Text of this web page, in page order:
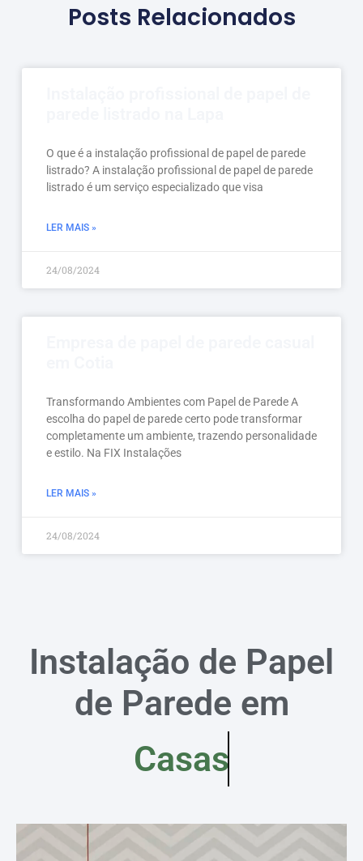
Posts Relacionados
O que é a instalação profissional de papel de parede
listrado? A instalação profissional de papel de parede
listrado é um serviço especializado que visa
LER MAIS »
24/08/2024
Transformando Ambientes com Papel de Parede A
escolha do papel de parede certo pode transformar
completamente um ambiente, trazendo personalidade
e estilo. Na FIX Instalações
LER MAIS »
24/08/2024
Instalação de Papel
de Parede em
Casas